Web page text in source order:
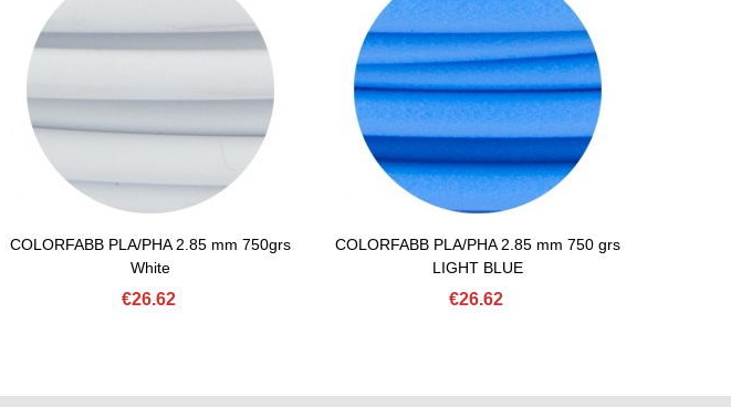
Add To Basket
COLORFABB PLA/PHA 2.85 mm 750grs
White
€26.62
Add To Basket
COLORFABB PLA/PHA 2.85 mm 750 grs
LIGHT BLUE
€26.62